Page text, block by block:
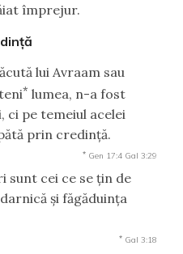
împrejur.
lui Avraam sau
* lumea, n-a fost
ci pe temeiul acelei
prin credinţă.
* Gen 17:4 Gal 3:29
sunt cei ce se ţin de
şi făgăduinţa
* Gal 3:18